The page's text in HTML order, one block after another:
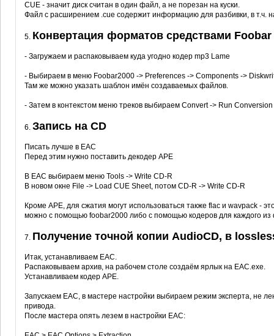
CUE - значит диск считан в один файл, а не порезан на куски.
Файл с расширением .cue содержит информацию для разбивки, в т.ч.
5. Конвертация форматов средствами Foobar
- Загружаем и распаковываем куда угодно кодер mp3 Lame
- Выбираем в меню Foobar2000 -> Preferences -> Components ->
Там же можно указать шаблон имён создаваемых файлов.
- Затем в контекстом меню треков выбираем Convert -> Run Conversion
6. Запись на CD
Писать лучше в EAC
Перед этим нужно поставить декодер APE
В EAC выбираем меню Tools -> Write CD-R
В новом окне File -> Load CUE Sheet, потом CD-R -> Write CD-R
Кроме APE, для сжатия могут использоваться также flac и wavpack -
можно с помощью foobar2000 либо с помощью кодеров для каждого из
7. Получение точной копии AudioCD, в
Итак, устанавливаем EAC.
Распаковываем архив, на рабочем столе создаём ярлык на EAC.exe.
Устанавливаем кодер APE.
Запускаем EAC, в мастере настройки выбираем режим эксперта, не
привода.
После мастера опять лезем в настройки EAC: